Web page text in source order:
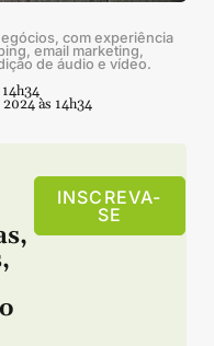
com experiência
email marketing,
de áudio e vídeo.
às 14h34
,
,
INSCREVA-
SE